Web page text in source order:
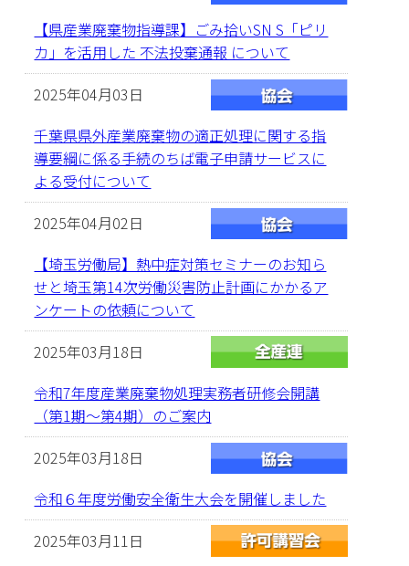
【県産業廃棄物指導課】ごみ拾いSN S「ピリ
カ」を活用した 不法投棄通報 について
2025年04月03日
千葉県県外産業廃棄物の適正処理に関する指
導要綱に係る手続のちば電子申請サービスに
よる受付について
2025年04月02日
【埼玉労働局】熱中症対策セミナーのお知ら
せと埼玉第14次労働災害防止計画にかかるア
ンケートの依頼について
2025年03月18日
令和7年度産業廃棄物処理実務者研修会開講
（第1期～第4期）のご案内
2025年03月18日
令和６年度労働安全衛生大会を開催しました
2025年03月11日